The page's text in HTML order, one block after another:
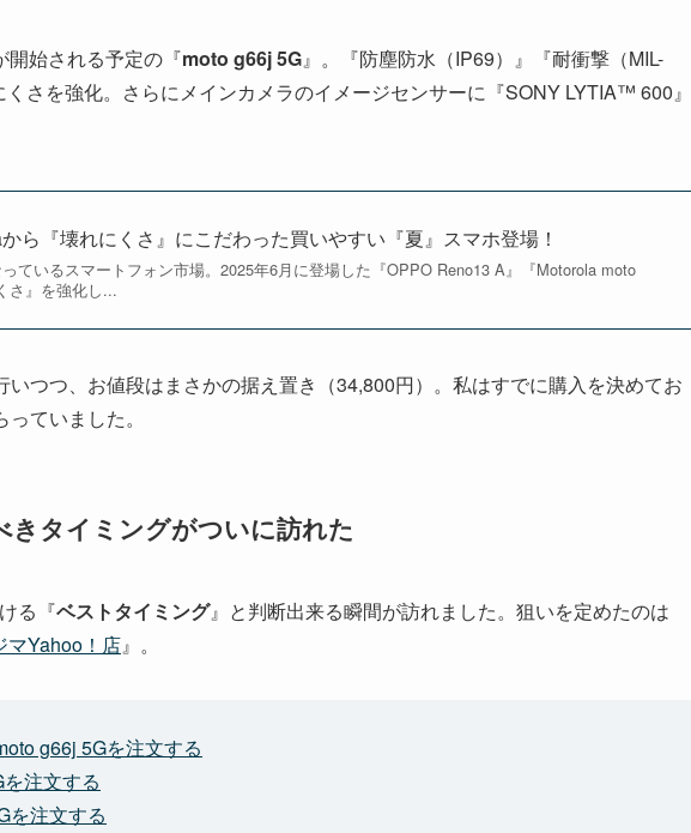
始される予定の『moto g66j 5G』。『防塵防水（IP69）』『耐衝撃（MIL-
さを強化。さらにメインカメラのイメージセンサーに『SONY LYTIA™ 600』
ら『壊れにくさ』にこだわった買いやすい『夏』スマホ登場！
ているスマートフォン市場。2025年6月に登場した『OPPO Reno13 A』『Motorola moto
さ』を強化し...
いつつ、お値段はまさかの据え置き（34,800円）。私はすでに購入を決めてお
ていました。
タイミングがついに訪れた
る『ベストタイミング』と判断出来る瞬間が訪れました。狙いを定めたのは
マYahoo！店』。
g66j 5Gを注文する
注文する
を注文する